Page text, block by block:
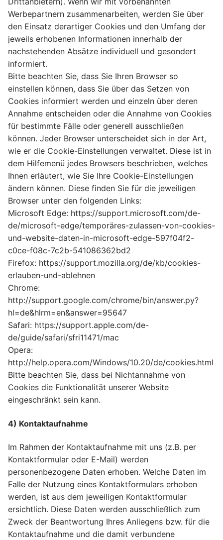
Werbepartnern zusammenarbeiten, werden Sie über
den Einsatz derartiger Cookies und den Umfang der
jeweils erhobenen Informationen innerhalb der
nachstehenden Absätze individuell und gesondert
informiert.
Bitte beachten Sie, dass Sie Ihren Browser so
einstellen können, dass Sie über das Setzen von
Cookies informiert werden und einzeln über deren
Annahme entscheiden oder die Annahme von Cookies
für bestimmte Fälle oder generell ausschließen
können. Jeder Browser unterscheidet sich in der Art,
wie er die Cookie-Einstellungen verwaltet. Diese ist in
dem Hilfemenü jedes Browsers beschrieben, welches
Ihnen erläutert, wie Sie Ihre Cookie-Einstellungen
ändern können. Diese finden Sie für die jeweiligen
Browser unter den folgenden Links:
Microsoft Edge: https://support.microsoft.com/de-
de/microsoft-edge/temporäres-zulassen-von-cookies-
und-website-daten-in-microsoft-edge-597f04f2-
c0ce-f08c-7c2b-541086362bd2
Firefox: https://support.mozilla.org/de/kb/cookies-
erlauben-und-ablehnen
Chrome:
http://support.google.com/chrome/bin/answer.py?
hl=de&hlrm=en&answer=95647
Safari: https://support.apple.com/de-
de/guide/safari/sfri11471/mac
Opera:
http://help.opera.com/Windows/10.20/de/cookies.html
Bitte beachten Sie, dass bei Nichtannahme von
Cookies die Funktionalität unserer Website
eingeschränkt sein kann.
4) Kontaktaufnahme
Im Rahmen der Kontaktaufnahme mit uns (z.B. per
Kontaktformular oder E-Mail) werden
personenbezogene Daten erhoben. Welche Daten im
Falle der Nutzung eines Kontaktformulars erhoben
werden, ist aus dem jeweiligen Kontaktformular
ersichtlich. Diese Daten werden ausschließlich zum
Zweck der Beantwortung Ihres Anliegens bzw. für die
Kontaktaufnahme und die damit verbundene